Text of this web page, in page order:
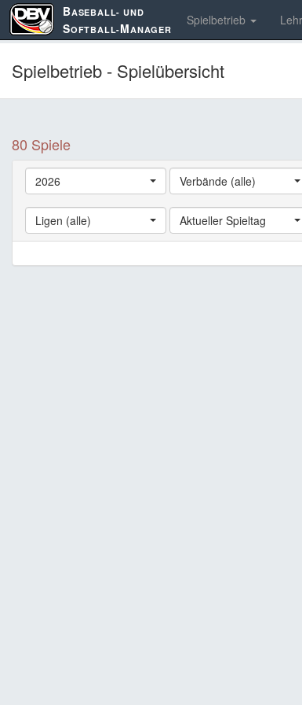
BASEBALL- UND
SOFTBALL-MANAGER
Spielbetrieb
Spielbetrieb - Spielübersicht
80 Spiele
2026 Verbände (alle)
Ligen (alle) Aktueller Spieltag